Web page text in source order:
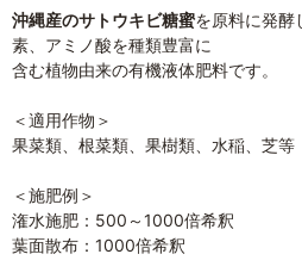
沖縄産のサトウキビ糖蜜を原料に発酵
素、アミノ酸を種類豊富に
含む植物由来の有機液体肥料です。
＜適用作物＞
果菜類、根菜類、果樹類、水稲、芝等
＜施肥例＞
潅水施肥：500～1000倍希釈
葉面散布：1000倍希釈